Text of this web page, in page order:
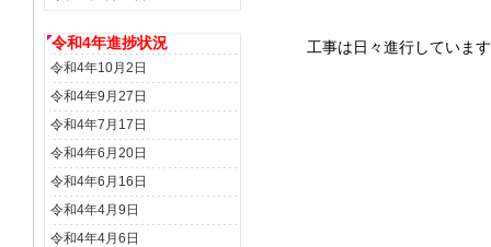
令和4年進捗状況
令和4年10月2日
令和4年9月27日
令和4年7月17日
令和4年6月20日
令和4年6月16日
令和4年4月9日
令和4年4月6日
工事は日々進行していま